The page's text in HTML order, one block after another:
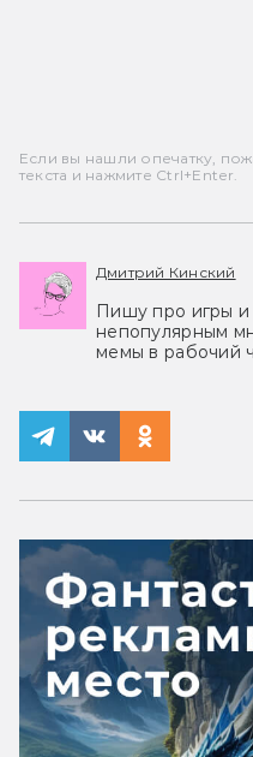
Если вы нашли опечатку,
текста и нажмите Ctrl+Enter.
Дмитрий Кинский
Пишу про игры
непопулярным
мемы в рабочий